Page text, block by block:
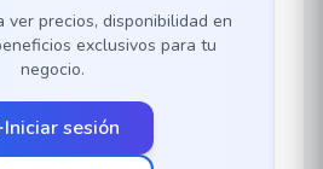
ver precios, disponibilidad en
exclusivos para tu
negocio.
Iniciar sesión